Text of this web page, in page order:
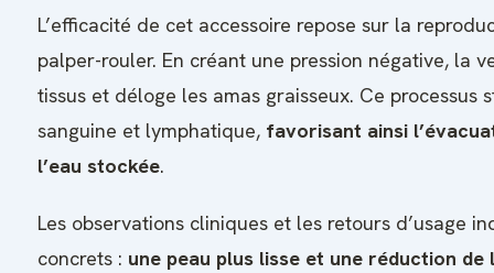
L’efficacité de cet accessoire repose sur la
palper-rouler. En créant une pression négative, la
tissus et déloge les amas graisseux. Ce processus
sanguine et lymphatique, favorisant ainsi
l’eau stockée.
Les observations cliniques et les retours d’usage
concrets : une peau plus lisse et une réduction de